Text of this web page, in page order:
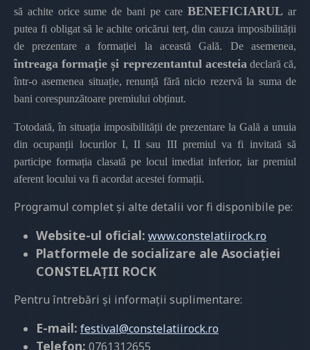
să achite orice sume de bani pe careBENEFICIARUL ar
putea fi obligat să le achite oricărui terț, din cauza imposibilității
de prezentare a formației la această Gală. De asemenea,
întreaga formație și reprezentantul acesteia declară că,
într-o asemenea situație, renunță fără nicio rezervă la suma de
bani corespunzătoare premiului obținut.
Totodată, în situația imposibilității de prezentare la Gală a unuia
din ocupanții locurilor I, II sau III premiul va fi invitată să
participe formația clasată pe locul imediat inferior, iar premiul
aferent locului va fi acordat acestei formații.
Programul complet și alte detalii vor fi disponibile pe:
Website-ul oficial: www.constelatiirock.ro
Platformele de socializare ale Asociației
CONSTELAȚII ROCK
Pentru întrebări și informații suplimentare:
E-mail: festival@constelatiirock.ro
Telefon: 0761312655